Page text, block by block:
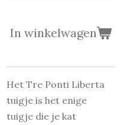
In winkelwagen
Het Tre Ponti Liberta
tuigje is het enige
tuigje die je kat